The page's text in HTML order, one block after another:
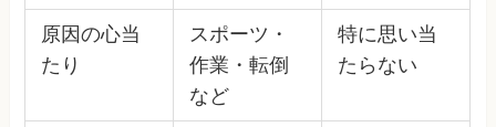
原因の心当
たり
スポーツ・
作業・転倒
など
特に思い当
たらない